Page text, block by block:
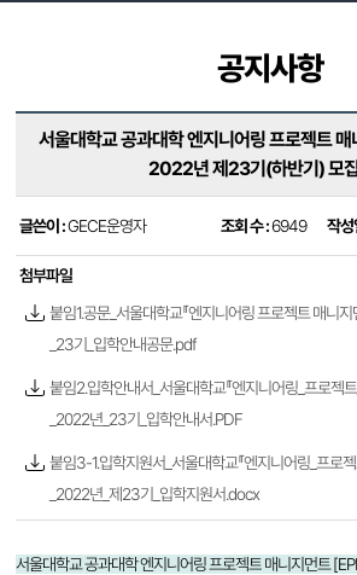
공지사항
서울대학교 공과대학 엔지니어링 프로젝트
2022년 제23기(하반기) 모
글쓴이 :GECE운영자 조회 수 :6949 작성
첨부파일
붙임1.공문_서울대학교『엔지니어링 프로젝트 매니
_23기_입학안내공문.pdf
붙임2.입학안내서_서울대학교『엔지니어링_프로젝
_2022년_23기_입학안내서.PDF
붙임3-1.입학지원서_서울대학교『엔지니어링_프로
_2022년_제23기_입학지원서.docx
서울대학교 공과대학엔지니어링프로젝트매니지먼트 [